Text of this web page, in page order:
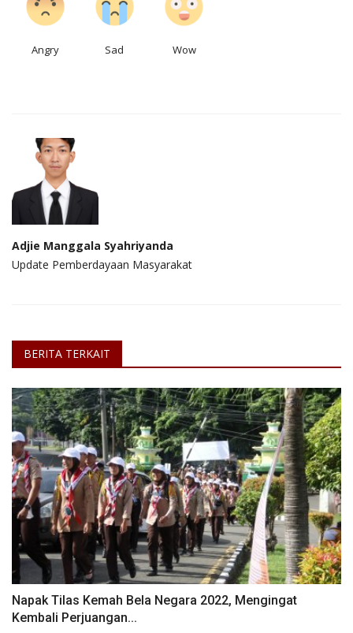
Angry Sad Wow
Adjie Manggala Syahriyanda
Update Pemberdayaan Masyarakat
BERITA TERKAIT
Napak Tilas Kemah Bela Negara 2022, Mengingat
Kembali Perjuangan...